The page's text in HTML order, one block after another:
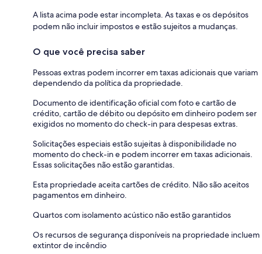
A lista acima pode estar incompleta. As taxas e os depósitos
podem não incluir impostos e estão sujeitos a mudanças.
O que você precisa saber
Pessoas extras podem incorrer em taxas adicionais que variam
dependendo da política da propriedade.
Documento de identificação oficial com foto e cartão de
crédito, cartão de débito ou depósito em dinheiro podem ser
exigidos no momento do check-in para despesas extras.
Solicitações especiais estão sujeitas à disponibilidade no
momento do check-in e podem incorrer em taxas adicionais.
Essas solicitações não estão garantidas.
Esta propriedade aceita cartões de crédito. Não são aceitos
pagamentos em dinheiro.
Quartos com isolamento acústico não estão garantidos
Os recursos de segurança disponíveis na propriedade incluem
extintor de incêndio